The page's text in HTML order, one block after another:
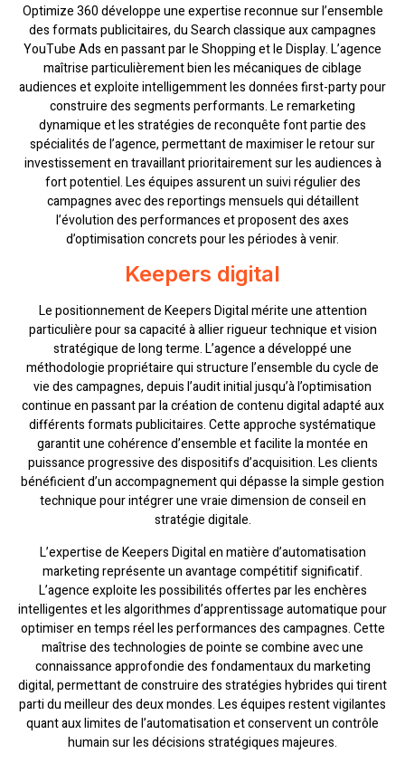
Optimize 360 développe une expertise reconnue sur l’ensemble
des formats publicitaires, du Search classique aux campagnes
YouTube Ads en passant par le Shopping et le Display. L’agence
maîtrise particulièrement bien les mécaniques de ciblage
audiences et exploite intelligemment les données first-party pour
construire des segments performants. Le remarketing
dynamique et les stratégies de reconquête font partie des
spécialités de l’agence, permettant de maximiser le retour sur
investissement en travaillant prioritairement sur les audiences à
fort potentiel. Les équipes assurent un suivi régulier des
campagnes avec des reportings mensuels qui détaillent
l’évolution des performances et proposent des axes
d’optimisation concrets pour les périodes à venir.
Keepers digital
Le positionnement de Keepers Digital mérite une attention
particulière pour sa capacité à allier rigueur technique et vision
stratégique de long terme. L’agence a développé une
méthodologie propriétaire qui structure l’ensemble du cycle de
vie des campagnes, depuis l’audit initial jusqu’à l’optimisation
continue en passant par la création de contenu digital adapté aux
différents formats publicitaires. Cette approche systématique
garantit une cohérence d’ensemble et facilite la montée en
puissance progressive des dispositifs d’acquisition. Les clients
bénéficient d’un accompagnement qui dépasse la simple gestion
technique pour intégrer une vraie dimension de conseil en
stratégie digitale.
L’expertise de Keepers Digital en matière d’automatisation
marketing représente un avantage compétitif significatif.
L’agence exploite les possibilités offertes par les enchères
intelligentes et les algorithmes d’apprentissage automatique pour
optimiser en temps réel les performances des campagnes. Cette
maîtrise des technologies de pointe se combine avec une
connaissance approfondie des fondamentaux du marketing
digital, permettant de construire des stratégies hybrides qui tirent
parti du meilleur des deux mondes. Les équipes restent vigilantes
quant aux limites de l’automatisation et conservent un contrôle
humain sur les décisions stratégiques majeures.